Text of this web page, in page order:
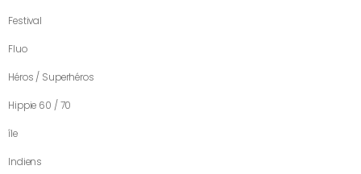
Festival
Fluo
Héros / Superhéros
Hippie 60 / 70
île
Indiens